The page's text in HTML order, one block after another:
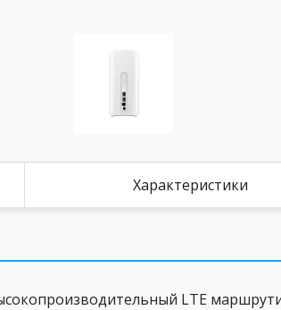
Характеристики
LTE